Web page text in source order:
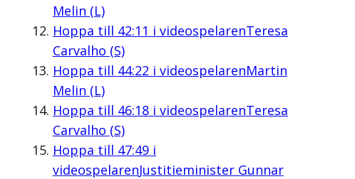
Melin (L)
Hoppa till 42:11 i videospelarenTeresa
Carvalho (S)
Hoppa till 44:22 i videospelarenMartin
Melin (L)
Hoppa till 46:18i videospelarenTeresa
Carvalho (S)
Hoppa till 47:49i
videospelarenJustitieminister Gunnar